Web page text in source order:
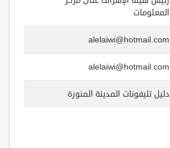
المعلومات
alelaiwi@hotmail.com
alelaiwi@hotmail.com
دليل تليفونات المدينة المنورة